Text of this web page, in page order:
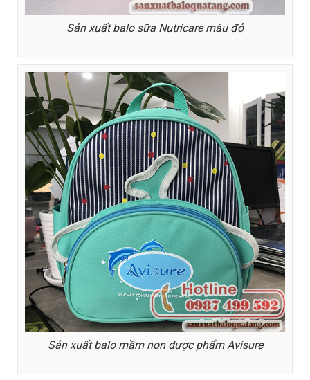
Sản xuất balo sữa Nutricare màu đỏ
Sản xuất balo mầm non dược phẩm Avisure